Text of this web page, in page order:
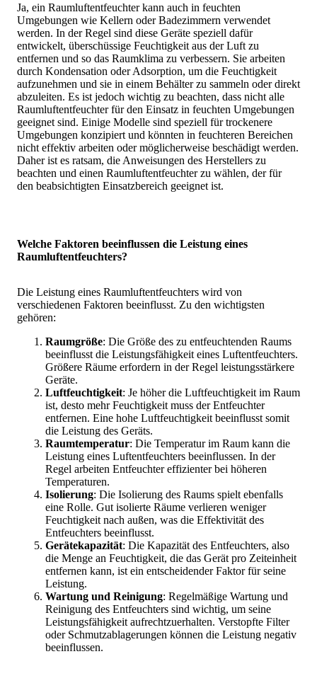
Ja, ein Raumluftentfeuchter kann auch in feuchten
Umgebungen wie Kellern oder Badezimmern verwendet
werden. In der Regel sind diese Geräte speziell dafür
entwickelt, überschüssige Feuchtigkeit aus der Luft zu
entfernen und so das Raumklima zu verbessern. Sie arbeiten
durch Kondensation oder Adsorption, um die Feuchtigkeit
aufzunehmen und sie in einem Behälter zu sammeln oder direkt
abzuleiten. Es ist jedoch wichtig zu beachten, dass nicht alle
Raumluftentfeuchter für den Einsatz in feuchten Umgebungen
geeignet sind. Einige Modelle sind speziell für trockenere
Umgebungen konzipiert und könnten in feuchteren Bereichen
nicht effektiv arbeiten oder möglicherweise beschädigt werden.
Daher ist es ratsam, die Anweisungen des Herstellers zu
beachten und einen Raumluftentfeuchter zu wählen, der für
den beabsichtigten Einsatzbereich geeignet ist.
Welche Faktoren beeinflussen die Leistung eines
Raumluftentfeuchters?
Die Leistung eines Raumluftentfeuchters wird von
verschiedenen Faktoren beeinflusst. Zu den wichtigsten
gehören:
Raumgröße: Die Größe des zu entfeuchtenden Raums
beeinflusst die Leistungsfähigkeit eines Luftentfeuchters.
Größere Räume erfordern in der Regel leistungsstärkere
Geräte.
Luftfeuchtigkeit: Je höher die Luftfeuchtigkeit im Raum
ist, desto mehr Feuchtigkeit muss der Entfeuchter
entfernen. Eine hohe Luftfeuchtigkeit beeinflusst somit
die Leistung des Geräts.
Raumtemperatur: Die Temperatur im Raum kann die
Leistung eines Luftentfeuchters beeinflussen. In der
Regel arbeiten Entfeuchter effizienter bei höheren
Temperaturen.
Isolierung: Die Isolierung des Raums spielt ebenfalls
eine Rolle. Gut isolierte Räume verlieren weniger
Feuchtigkeit nach außen, was die Effektivität des
Entfeuchters beeinflusst.
Gerätekapazität: Die Kapazität des Entfeuchters, also
die Menge an Feuchtigkeit, die das Gerät pro Zeiteinheit
entfernen kann, ist ein entscheidender Faktor für seine
Leistung.
Wartung und Reinigung: Regelmäßige Wartung und
Reinigung des Entfeuchters sind wichtig, um seine
Leistungsfähigkeit aufrechtzuerhalten. Verstopfte Filter
oder Schmutzablagerungen können die Leistung negativ
beeinflussen.